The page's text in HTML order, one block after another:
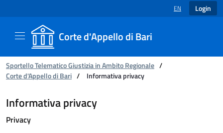
LANGUAGE
EN Login
Corte d'Appello di Bari
You are:
Sportello Telematico Giustizia in Ambito Regionale /
Corte d'Appello di Bari / Informativa privacy
Informativa privacy - Corte d'Appello di Bari
Informativa privacy
Privacy